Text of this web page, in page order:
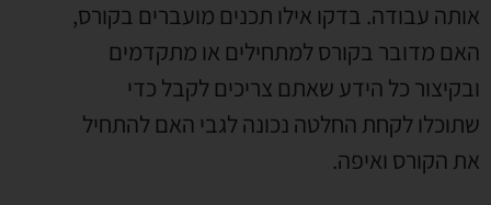
אותה עבודה. בדקו אילו תכנים מועברים בקורס,
האם מדובר בקורס למתחילים או מתקדמים
ובקיצור כל הידע שאתם צריכים לקבל כדי
שתוכלו לקחת החלטה נכונה לגבי האם להתחיל
את הקורס ואיפה.